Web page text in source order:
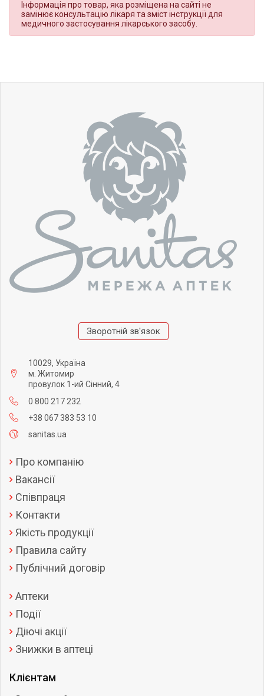
Інформація про товар, яка розміщена на сайті не
замінює консультацію лікаря та зміст інструкції для
медичного застосування лікарського засобу.
Зворотній зв'язок
10029, Україна
м. Житомир
провулок 1-ий Сінний, 4
0 800 217 232
+38 067 383 53 10
sanitas.ua
Про компанію
Вакансії
Співпраця
Контакти
Якість продукції
Правила сайту
Публічний договір
Аптеки
Події
Діючі акції
Знижки в аптеці
Клієнтам